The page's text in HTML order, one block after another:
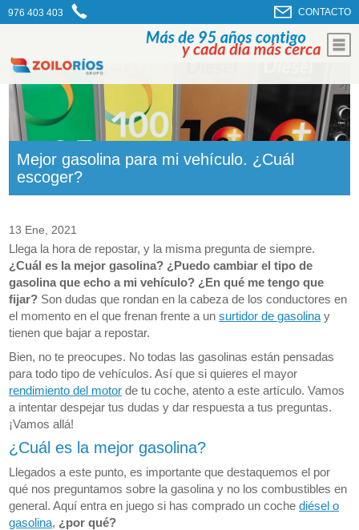
976 403 403 CONTACTO
Mejor gasolina para mi vehículo. ¿Cuál
escoger?
13 Ene, 2021
Llega la hora de repostar, y la misma pregunta de siempre.
¿Cuál es la mejor gasolina? ¿Puedo cambiar el tipo de
gasolina que echo a mi vehículo? ¿En qué me tengo que
fijar? Son dudas que rondan en la cabeza de los conductores en
el momento en el que frenan frente a unsurtidor de gasolina y
tienen que bajar a repostar.
Bien, no te preocupes. No todas las gasolinas están pensadas
para todo tipo de vehículos. Así que si quieres el mayor
rendimiento del motor de tu coche, atento a este artículo. Vamos
a intentar despejar tus dudas y dar respuesta a tus preguntas.
¡Vamos allá!
¿Cuál es la mejor gasolina?
Llegados a este punto, es importante que destaquemos el por
qué nos preguntamos sobre la gasolina y no los combustibles en
general. Aquí entra en juego si has comprado un cochediésel o
gasolina, ¿por qué?